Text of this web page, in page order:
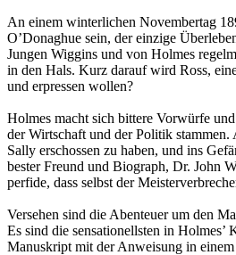
An einem winterlichen Novembertag
O’Donaghue sein, der einzige
Jungen Wiggins und von Holmes
in den Hals. Kurz darauf wird Ross,
und erpressen wollen?
Holmes macht sich bittere Vorwürfe
der Wirtschaft und der Politik
Sally erschossen zu haben, und ins
bester Freund und Biograph, Dr. John
perfide, dass selbst der
Versehen sind die Abenteuer um den
Es sind die sensationellsten in
Manuskript mit der Anweisung in